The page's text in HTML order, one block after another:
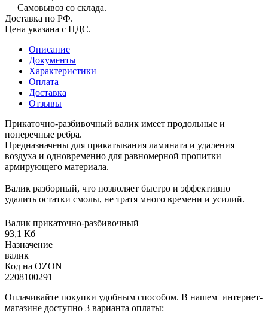
Самовывоз со склада.
Доставка по РФ.
Цена указана с НДС.
Описание
Документы
Характеристики
Оплата
Доставка
Отзывы
Прикаточно-разбивочный валик имеет продольные и
поперечные ребра.
Предназначены для прикатывания ламината и удаления
воздуха и одновременно для равномерной пропитки
армирующего материала.
Валик разборный, что позволяет быстро и эффективно
удалить остатки смолы, не тратя много времени и усилий.
Валик прикаточно-разбивочный
93,1 Кб
Назначение
валик
Код на OZON
2208100291
Оплачивайте покупки удобным способом. В нашем интернет-
магазине доступно 3 варианта оплаты: